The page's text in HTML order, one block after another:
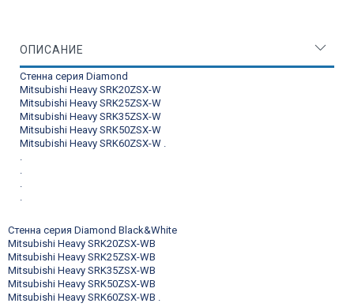
ОПИСАНИЕ
Стенна серия Diamond
Mitsubishi Heavy SRK20ZSX-W
Mitsubishi Heavy SRK25ZSX-W
Mitsubishi Heavy SRK35ZSX-W
Mitsubishi Heavy SRK50ZSX-W
Mitsubishi Heavy SRK60ZSX-W
Стенна серия Diamond Black&White
Mitsubishi Heavy SRK20ZSX-WB
Mitsubishi Heavy SRK25ZSX-WB
Mitsubishi Heavy SRK35ZSX-WB
Mitsubishi Heavy SRK50ZSX-WB
Mitsubishi Heavy SRK60ZSX-WB